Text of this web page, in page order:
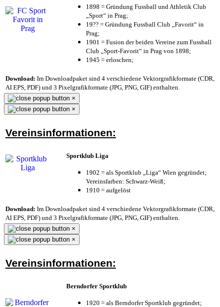
1898 = Gründung Fussball und Athletik Club
„Sport“ in Prag;
19?? = Gründung Fussball Club „Favorit“ in
Prag;
1901 = Fusion der beiden Vereine zum Fussball
Club „Sport-Favorit“ in Prag von 1898;
1945 = erloschen;
Download: Im Downloadpaket sind 4 verschiedene Vektorgrafikformate (CDR,
AI EPS, PDF) und 3 Pixelgrafikformate (JPG, PNG, GIF) enthalten.
×
×
Vereinsinformationen:
Sportklub Liga
1902 = als Sportklub „Liga“ Wien gegründet;
Vereinsfarben: Schwarz-Weiß;
1910 = aufgelöst
Download: Im Downloadpaket sind 4 verschiedene Vektorgrafikformate (CDR,
AI EPS, PDF) und 3 Pixelgrafikformate (JPG, PNG, GIF) enthalten.
×
×
Vereinsinformationen:
Berndorfer Sportklub
1920 = als Berndorfer Sportklub gegründet;